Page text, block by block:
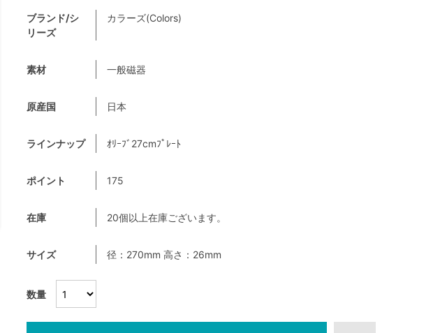
数量
ブランド/シ
リーズ
カラーズ(Colors)
素材 一般磁器
原産国 日本
ラインナップ ｵﾘｰﾌﾞ27cmﾌﾟﾚｰﾄ
ポイント 175
在庫 20個以上在庫ございます。
サイズ 径：270mm 高さ：26mm